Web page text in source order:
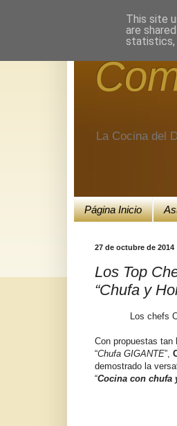
La Cocina del
Página Inicio
27 de octubre de 2014
Los Top
“Chufa y
Los chefs
Con propuestas tan
“Chufa GIGANTE”,
demostrado la
“Cocina con chufa
This site
are
statistics,